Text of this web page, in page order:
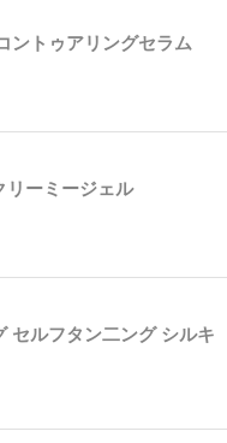
ントゥアリングセラム
リーミージェル
セルフタン二ング シルキ